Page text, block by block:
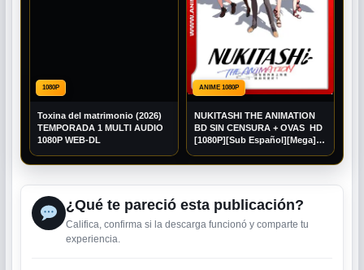
1080P
Toxina del matrimonio (2026)
TEMPORADA 1 MULTI AUDIO
1080P WEB-DL
ANIME 1080P
NUKITASHI THE ANIMATION
BD SIN CENSURA + OVAS HD
[1080P][Sub Español][Mega]
¿Qué te pareció esta publicación?
Califica, confirma si la descarga funcionó y comparte tu
experiencia.